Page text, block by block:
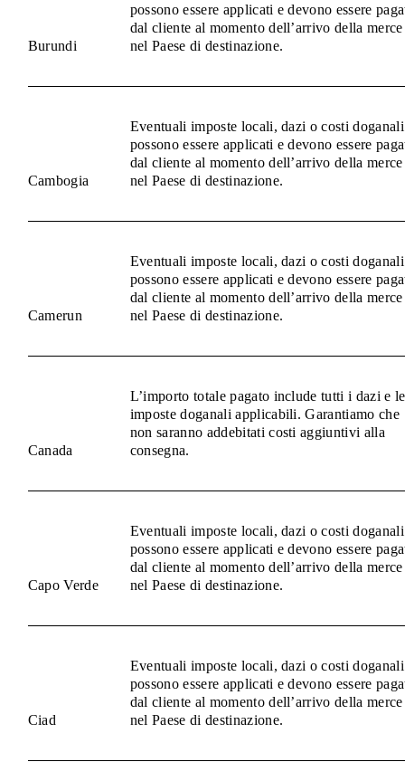
Burundi
possono essere applicati e devono essere
dal cliente al momento dell’arrivo della merce
nel Paese di destinazione.
Cambogia
Eventuali imposte locali, dazi o costi doganali
possono essere applicati e devono essere
dal cliente al momento dell’arrivo della merce
nel Paese di destinazione.
Camerun
Eventuali imposte locali, dazi o costi doganali
possono essere applicati e devono essere
dal cliente al momento dell’arrivo della merce
nel Paese di destinazione.
Canada
L’importo totale pagato include tutti i dazi e le
imposte doganali applicabili. Garantiamo che
non saranno addebitati costi aggiuntivi alla
consegna.
Capo Verde
Eventuali imposte locali, dazi o costi doganali
possono essere applicati e devono essere
dal cliente al momento dell’arrivo della merce
nel Paese di destinazione.
Ciad
Eventuali imposte locali, dazi o costi doganali
possono essere applicati e devono essere
dal cliente al momento dell’arrivo della merce
nel Paese di destinazione.